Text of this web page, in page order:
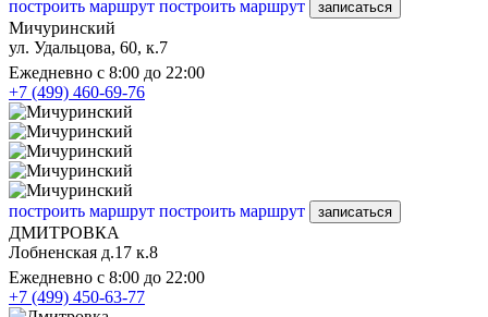
построить маршрут построить маршрут записаться
Мичуринский
ул. Удальцова, 60, к.7
Ежедневно с 8:00 до 22:00
+7 (499) 460-69-76
построить маршрут построить маршрут записаться
ДМИТРОВКА
Лобненская д.17 к.8
Ежедневно с 8:00 до 22:00
+7 (499) 450-63-77